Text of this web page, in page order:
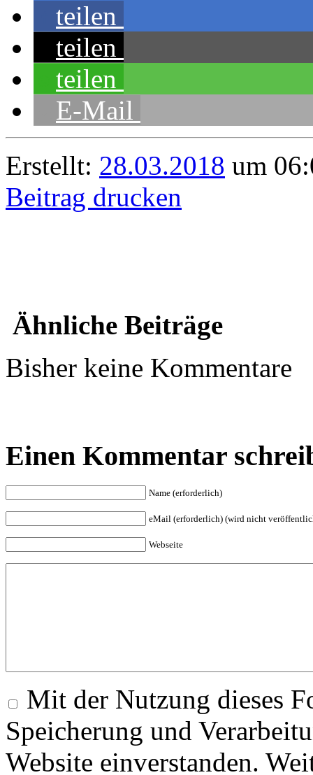
teilen
teilen
teilen
E-Mail
Erstellt: 28.03.2018 um
Beitrag drucken
Ähnliche Beiträge
Bisher keine Kommentare
Einen Kommentar
Name (erforderlich)
eMail (erforderlich) (wird nicht
Webseite
Mit der Nutzung dieses
Speicherung und
Website einverstanden.